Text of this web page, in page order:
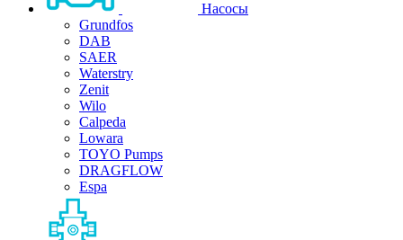
Насосы
Grundfos
DAB
SAER
Waterstry
Zenit
Wilo
Calpeda
Lowara
TOYO Pumps
DRAGFLOW
Espa